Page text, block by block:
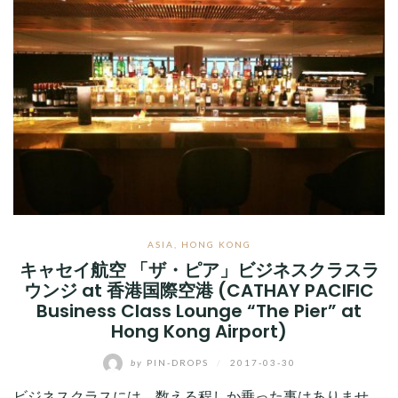
ASIA, HONG KONG
キャセイ航空 「ザ・ピア」ビジネスクラスラ
ウンジ at 香港国際空港 (CATHAY PACIFIC
Business Class Lounge “The Pier” at
Hong Kong Airport)
by PIN-DROPS 2017-03-30